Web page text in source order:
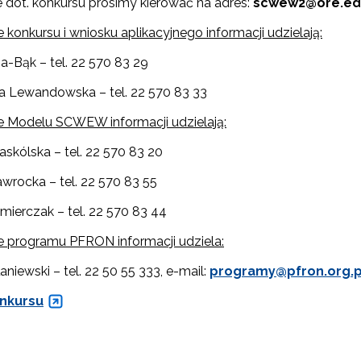
i doradztwo dla kadr edukacji włączającej"
i doradztwo dla kadr poradnictwa psychologiczno-
e-materiałów dydaktycznych do kształcenia ogólnego – Etap I, II i
konkursu i wniosku aplikacyjnego informacji udzielają:
Bąk – tel. 22 570 83 29
Lewandowska – tel. 22 570 83 33
Modelu SCWEW informacji udzielają:
– tel. 22 570 83 20
– tel. 22 570 83 55
– tel. 22 570 83 44
programu PFRON informacji udziela:
– tel. 22 50 55 333, e-mail: